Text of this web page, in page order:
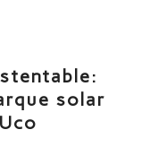
solar